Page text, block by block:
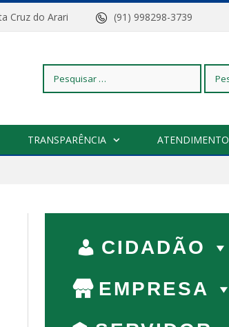
Cruz do Arari (91) 998298-3739
Pesquisar
TRANSPARÊNCIA ATENDIMENTO
CIDADÃO
EMPRESA